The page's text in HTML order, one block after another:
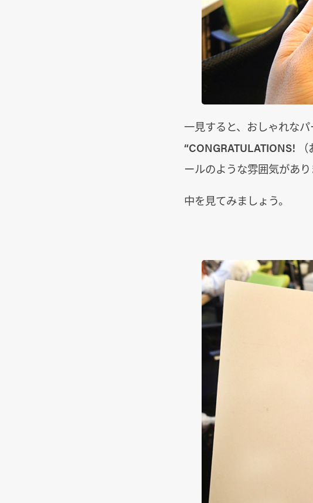
一見すると、おしゃれな
“CONGRATULATIONS!
ールのような雰囲気があり
中を見てみましょう。